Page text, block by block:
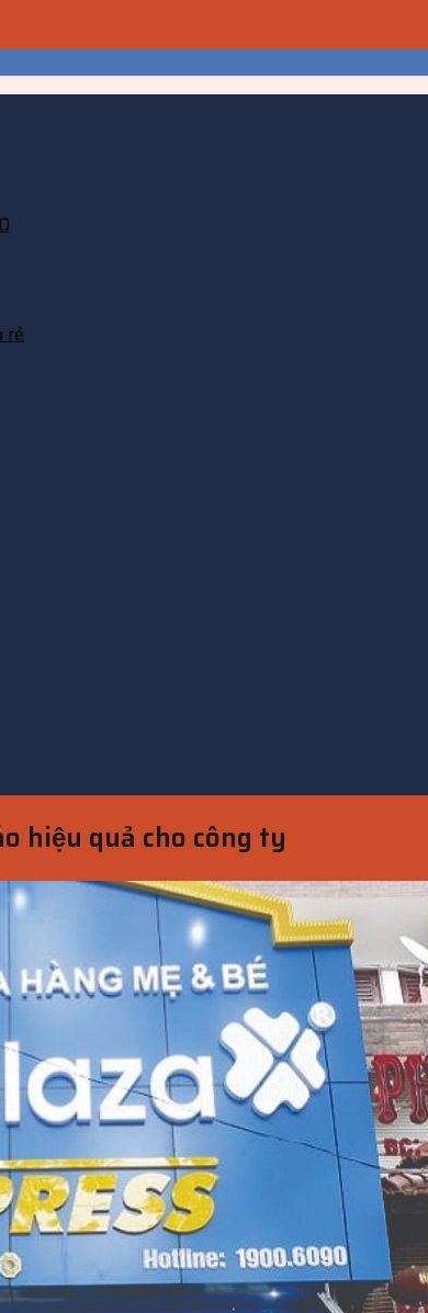
rẻ
hiệu quả cho công ty